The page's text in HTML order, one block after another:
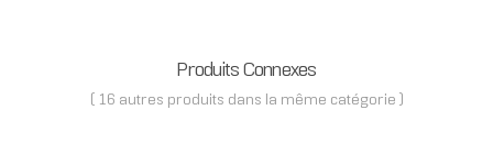
Produits Connexes
( 16 autres produits dans la même catégorie )